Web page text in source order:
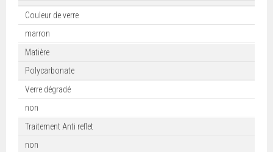
Couleur de verre
marron
Matière
Polycarbonate
Verre dégradé
non
Traitement Anti reflet
non